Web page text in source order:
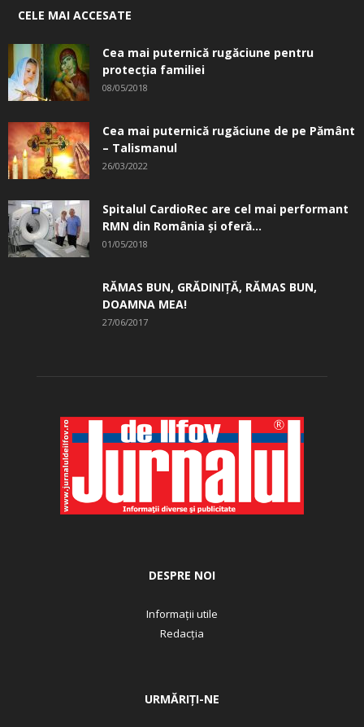
CELE MAI ACCESATE
Cea mai puternică rugăciune pentru
protecția familiei
08/05/2018
Cea mai puternică rugăciune de pe Pământ
– Talismanul
26/03/2022
Spitalul CardioRec are cel mai performant
RMN din România și oferă...
01/05/2018
RĂMAS BUN, GRĂDINIŢĂ, ­RĂMAS BUN,
DOAMNA MEA!
27/06/2017
DESPRE NOI
Informații utile
Redacția
URMĂRIȚI-NE